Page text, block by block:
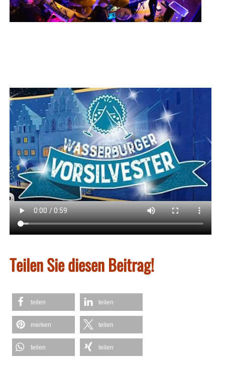
Teilen Sie diesen Beitrag!
teilen teilen
merken teilen
teilen teilen